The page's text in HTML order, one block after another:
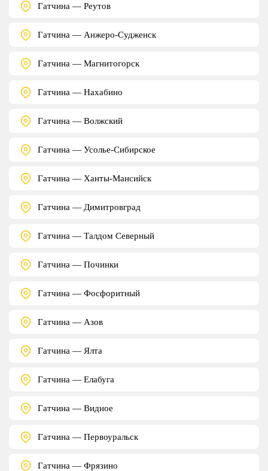
Гатчина — Реутов
Гатчина — Анжеро-Судженск
Гатчина — Магнитогорск
Гатчина — Нахабино
Гатчина — Волжский
Гатчина — Усолье-Сибирское
Гатчина — Ханты-Мансийск
Гатчина — Димитровград
Гатчина — Талдом Северный
Гатчина — Починки
Гатчина — Фосфоритный
Гатчина — Азов
Гатчина — Ялта
Гатчина — Елабуга
Гатчина — Видное
Гатчина — Первоуральск
Гатчина — Фрязино